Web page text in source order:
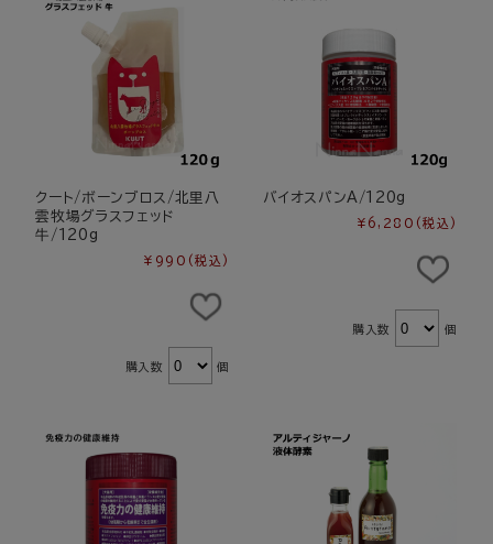
クート/ボーンブロス/北里八
雲牧場グラスフェッド
牛/120g
¥990 (税込)
購入数 個
バイオスパンA/120g
¥6,280 (税込)
購入数 個